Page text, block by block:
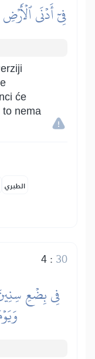
فِيٓ أَدۡنَى
će
to nema
الطبري
4: 30
فِي بِضۡعِ